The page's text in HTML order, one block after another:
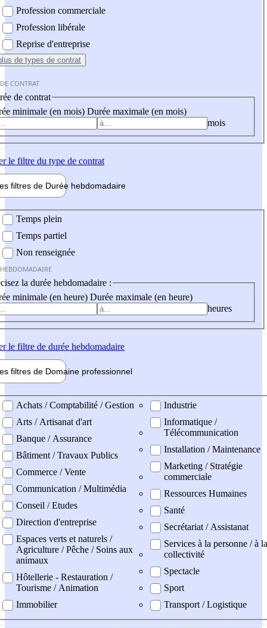
Profession commerciale
Profession libérale
Reprise d'entreprise
de types de contrat
CONTRAT
de contrat
minimale (en mois) Durée maximale (en mois)
mois
le filtre du type de contrat
filtres de Durée hebdomadaire
Temps plein
Temps partiel
Non renseignée
la durée hebdomadaire :
minimale (en heure) Durée maximale (en heure)
heures
le filtre de durée hebdomadaire
filtres de Domaine professionnel
professionel
Achats / Comptabilité / Gestion
Arts / Artisanat d'art
Banque / Assurance
Bâtiment / Travaux Publics
Commerce / Vente
Communication / Multimédia
Conseil / Etudes
Direction d'entreprise
Espaces verts et naturels /
Agriculture / Pêche / Soins aux
animaux
Hôtellerie - Restauration /
Tourisme / Animation
Immobilier
Industrie
Informatique /
Télécommunication
Installation / Maintenance
Marketing / Stratégie
commerciale
Ressources Humaines
Santé
Secrétariat / Assistanat
Services à la personne / à la
collectivité
Spectacle
Sport
Transport / Logistique